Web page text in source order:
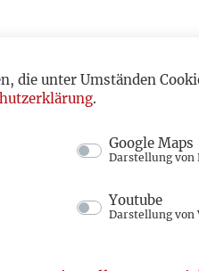
die unter Umständen
.
Google Maps
Darstellung
Youtube
Darstellung von